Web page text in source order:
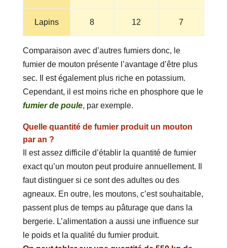
Lapins 8 12 7
Comparaison avec d’autres fumiers donc, le
fumier de mouton présente l’avantage d’être plus
sec. Il est également plus riche en potassium.
Cependant, il est moins riche en phosphore que le
fumier de poule, par exemple.
Quelle quantité de fumier produit un mouton
par an ?
Il est assez difficile d’établir la quantité de fumier
exact qu’un mouton peut produire annuellement. Il
faut distinguer si ce sont des adultes ou des
agneaux. En outre, les moutons, c’est souhaitable,
passent plus de temps au pâturage que dans la
bergerie. L’alimentation a aussi une influence sur
le poids et la qualité du fumier produit.